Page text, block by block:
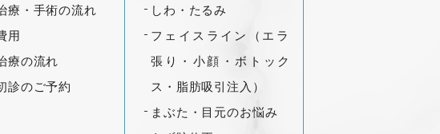
療・手術の流れ
用
療の流れ
診のご予約
しわ・たるみ
フェイスライン（エラ
張り・小顔・ボトック
ス・脂肪吸引注入）
まぶた・目元のお悩み